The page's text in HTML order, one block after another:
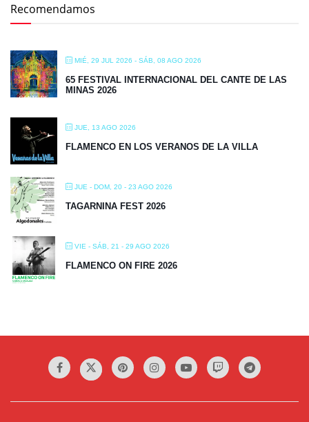
Recomendamos
MIÉ, 29 JUL 2026 - SÁB, 08 AGO 2026
65 FESTIVAL INTERNACIONAL DEL CANTE DE LAS
MINAS 2026
JUE, 13 AGO 2026
FLAMENCO EN LOS VERANOS DE LA VILLA
JUE - DOM, 20 - 23 AGO 2026
TAGARNINA FEST 2026
VIE - SÁB, 21 - 29 AGO 2026
FLAMENCO ON FIRE 2026